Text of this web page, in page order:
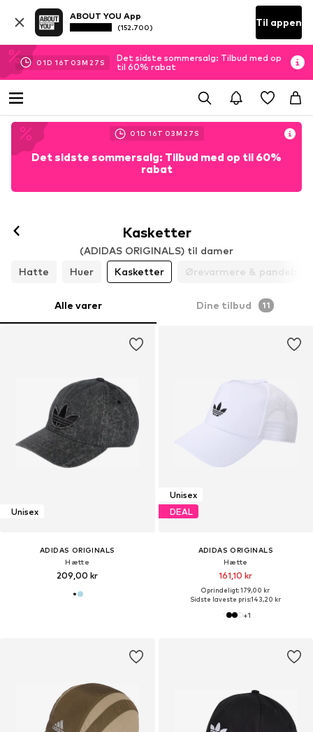
ABOUT YOU App
(152.700) Til appen
01D 16T 03M 26 S
Det sidste sommersalg: Tilbud med op
til 60% rabat
01D 16T 03M 26 S
Det sidste sommersalg: Tilbud med op til 60%
rabat
Kasketter
(ADIDAS ORIGINALS) til damer
Hatte
Huer Kasketter Ørevarmere &
Alle varer Dine tilbud 11
Unisex
ADIDAS ORIGINALS
Hætte
209,00 kr
Unisex
DEAL
ADIDAS ORIGINALS
Hætte
161,10 kr
Oprindeligt: 179,00 kr
Sidste laveste pris:143,20 kr
+1